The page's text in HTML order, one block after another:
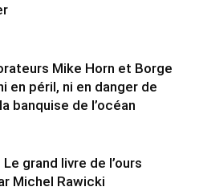
Mike Horn et Borge
en péril, ni en danger de
banquise de l’océan
Le grand livre de l’ours
Michel Rawicki